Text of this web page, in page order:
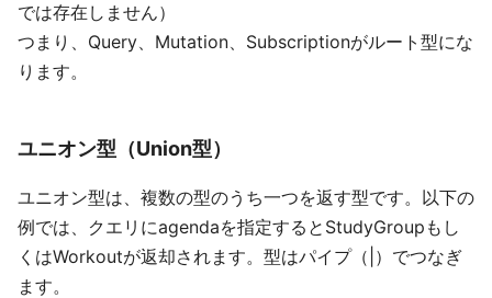
では存在しません）
つまり、Query、Mutation、Subscriptionがルート型にな
ります。
ユニオン型（Union型）
ユニオン型は、複数の型のうち一つを返す型です。以下の
例では、クエリにagendaを指定するとStudyGroupもし
くはWorkoutが返却されます。型はパイプ（|）でつなぎ
ます。